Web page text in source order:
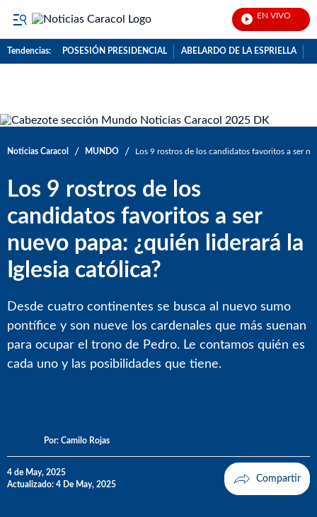
EN VIVO
Tendencias: POSESIÓN PRESIDENCIAL ABELARDO DE LA ESPRIELLA
Noticias Caracol / MUNDO / Los 9 rostros de los candidatos favoritos a ser
Los 9 rostros de los
candidatos favoritos a ser
nuevo papa: ¿quién liderará la
Iglesia católica?
Desde cuatro continentes se busca al nuevo sumo
pontífice y son nueve los cardenales que más suenan
para ocupar el trono de Pedro. Le contamos quién es
cada uno y las posibilidades que tiene.
Por: Camilo Rojas
4 de May, 2025
Actualizado: 4 De May, 2025